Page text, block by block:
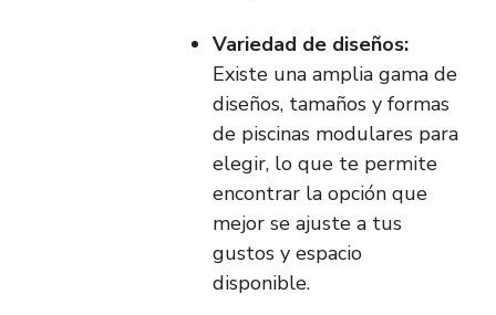
Variedad de diseños:
Existe una amplia gama de
diseños, tamaños y formas
de piscinas modulares para
elegir, lo que te permite
encontrar la opción que
mejor se ajuste a tus
gustos y espacio
disponible.